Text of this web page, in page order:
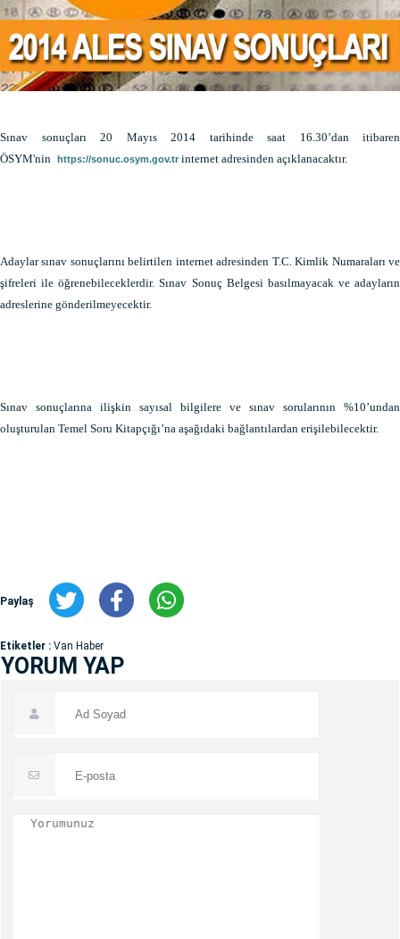
Sınav sonuçları 20 Mayıs 2014 tarihinde saat 16.30’dan itibaren
ÖSYM'nin
https://sonuc.osym.gov.tr internet adresinden açıklanacaktır.
Adaylar sınav sonuçlarını belirtilen internet adresinden T.C. Kimlik Numaraları ve
şifreleri ile öğrenebileceklerdir. Sınav Sonuç Belgesi basılmayacak ve adayların
adreslerine gönderilmeyecektir.
Sınav sonuçlarına ilişkin sayısal bilgilere ve sınav sorularının %10’undan
oluşturulan Temel Soru Kitapçığı’na aşağıdaki bağlantılardan erişilebilecektir.
Paylaş
Etiketler : Van Haber
YORUM YAP